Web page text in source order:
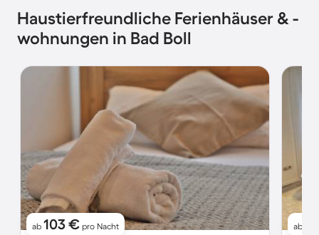
Haustierfreundliche Ferienhäuser & -
wohnungen in Bad Boll
ab 103 € pro Nacht ab